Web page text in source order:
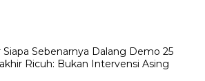
Sebenarnya Dalang Demo 25
Ricuh: Bukan Intervensi Asing